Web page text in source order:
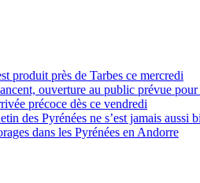
produit près de Tarbes ce mercredi
ouverture au public prévue pour
précoce dès ce vendredi
des Pyrénées ne s’est jamais aussi
dans les Pyrénées en Andorre